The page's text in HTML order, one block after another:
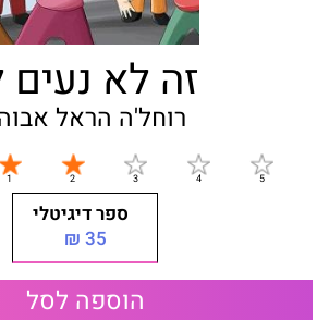
זה לא נעים
רוחל'ה הראל
ספר דיגיטלי
35 ₪
הוספה לסל